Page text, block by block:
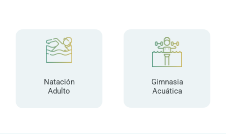
Natación
Adulto
Gimnasia
Acuática